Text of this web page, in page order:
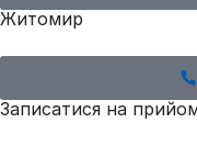
Житомир
Записатися на